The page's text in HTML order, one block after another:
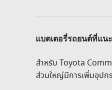
แบตเตอรี่รถยนต์ที่แน
สำหรับ Toyota
ส่วนใหญ่มีการเพิ่มอุปก